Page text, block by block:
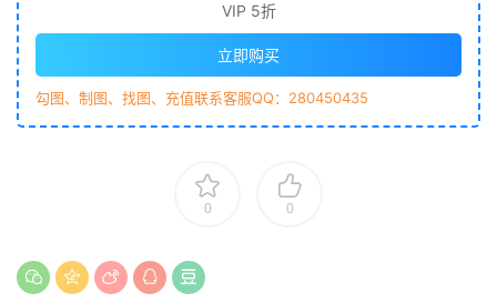
VIP 5折
立即购买
勾图、制图、找图、充值联系客服QQ：280450435
0 0